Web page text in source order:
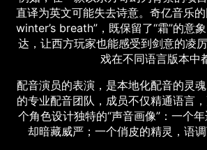
直译为英文可能失去诗意。奇亿音乐
winter’s breath”，既保留了“霜”的意
达，让西方玩家也能感受到剑意的凌
戏在不同语言版本中
配音演员的表演，是本地化配音的灵
的专业配音团队，成员不仅精通语言
个角色设计独特的“声音画像”：一个
却暗藏威严；一个俏皮的精灵，语